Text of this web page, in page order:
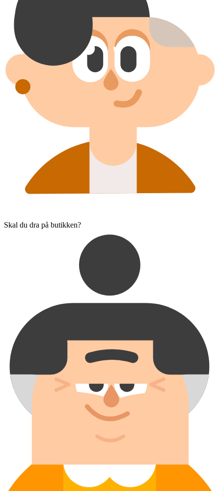
Skal du dra på butikken?